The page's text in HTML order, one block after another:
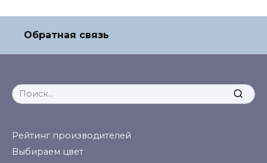
Обратная связь
Search
for:
Рейтинг производителей
Выбираем цвет